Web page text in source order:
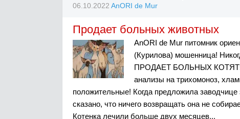
06.10.2022 AnORI de Mur
Продает больных животных
AnORI de Mur питомник
(Курилова) мошенница!
ПРОДАЕТ БОЛЬНЫХ КОТЯТ!
анализы на трихомоноз,
положительные! Когда предложила
сказано, что ничего возвращать она не
Котенка лечили больше двух месяцев...